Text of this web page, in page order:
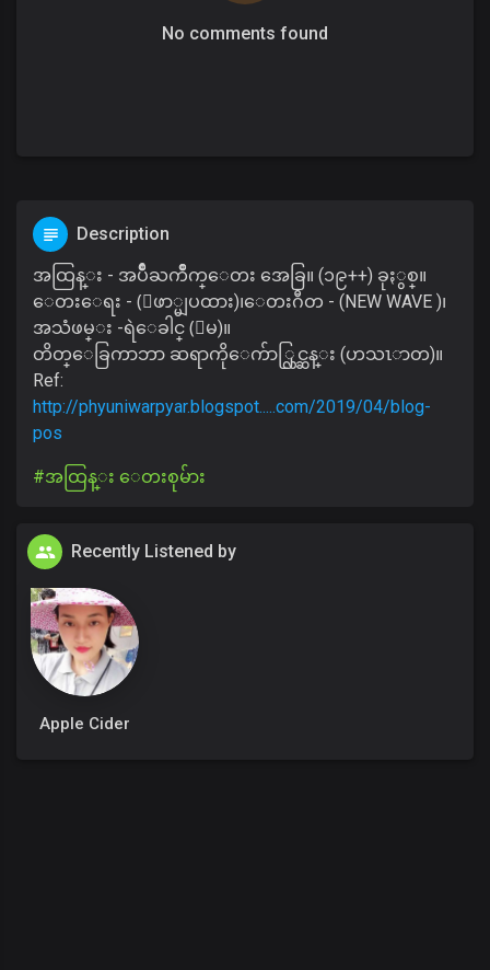
No comments found
Description
အထြန္း - အပ်ိဳႀကိဳက္ေတး အေခြ။ (၁၉++) ခုႏွစ္။
ေတးေရး - (ေဖာ္မျပထား)၊ေတးဂီတ - (NEW WAVE )၊
အသံဖမ္း -ရဲေခါင္ (ေမ)။
တိတ္ေခြကာဘာ ဆရာကိုေက်ာ္လြင္ဆန္း (ဟသၤာတ)။
Ref:
http://phyuniwarpyar.blogspot.....com/2019/04/blog-
pos
#အထြန္း ေတးစုမ်ား
Recently Listened by
Apple Cider